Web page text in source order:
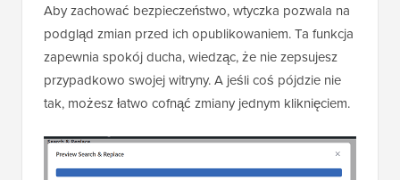
Aby zachować bezpieczeństwo, wtyczka pozwala na
podgląd zmian przed ich opublikowaniem. Ta funkcja
zapewnia spokój ducha, wiedząc, że nie zepsujesz
przypadkowo swojej witryny. A jeśli coś pójdzie nie
tak, możesz łatwo cofnąć zmiany jednym kliknięciem.